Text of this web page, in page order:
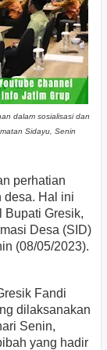
dalam sosialisasi dan
Sidayu, Senin
perhatian
desa. Hal ini
Bupati Gresik,
Desa (SID)
(08/05/2023).
Fandi
dilaksanakan
Senin,
yang hadir